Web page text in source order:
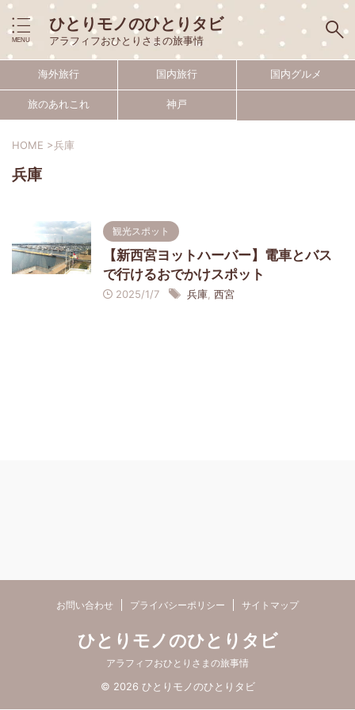
ひとりモノのひとりタビ
アラフィフおひとりさまの旅事情
海外旅行 国内旅行 国内グルメ
旅のあれこれ 神戸
HOME >兵庫
兵庫
観光スポット
【新西宮ヨットハーバー】電車とバス
で行けるおでかけスポット
2025/1/7 兵庫 西宮
お問い合わせ プライバシーポリシー サイトマップ
ひとりモノのひとりタビ
アラフィフおひとりさまの旅事情
© 2026 ひとりモノのひとりタビ